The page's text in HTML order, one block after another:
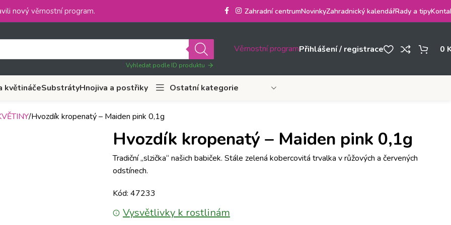
nový věrnostní program. Zahradní centrumNovinkyZahradnický kalendářRady a tipy
Vyhledat podle ID produktu
Věrnostní programPřihlášení / registrace 0
květináčeSubstrátyHnojiva a postřiky Ostatní kategorie
Hvozdík kropenatý – Maiden pink 0,1g
Hvozdík kropenatý – Maiden pink 0,1g
Tradiční „slzička“ našich babiček. Stále zelená kobercovitá trvalka v růžových a červených
odstínech.
Kód: 47233
Vysvětlivky k rostlinám